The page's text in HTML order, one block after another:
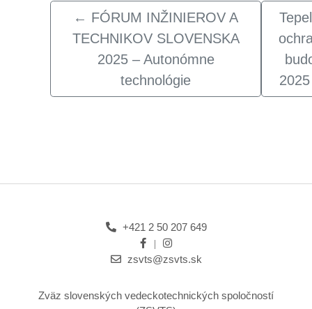
← FÓRUM INŽINIEROV A
TECHNIKOV SLOVENSKA
2025 – Autonómne
technológie
2025
+421 2 50 207 649
zsvts@zsvts.sk
Zväz slovenských vedeckotechnických spoločností